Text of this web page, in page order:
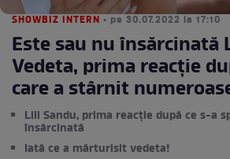
SHOWBIZ INTERN • pe 30.07.2022 la 17:10
Este sau nu însărcinată
Vedeta, prima reacție
care a stârnit
Lili Sandu, prima reacție după ce s-a
însărcinată
Iată ce a mărturisit vedeta!